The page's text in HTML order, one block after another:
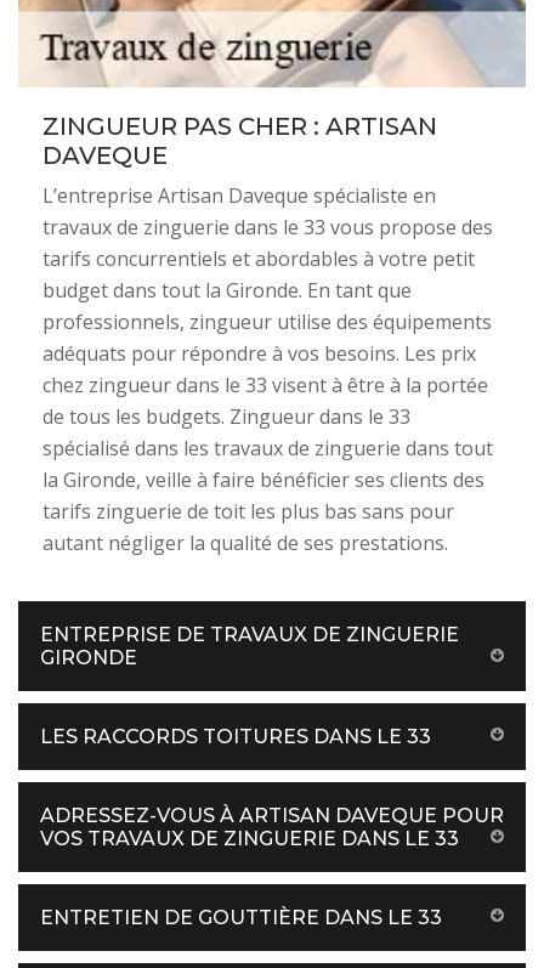
ZINGUEUR PAS CHER : ARTISAN
DAVEQUE
L’entreprise Artisan Daveque spécialiste en
travaux de zinguerie dans le 33 vous propose des
tarifs concurrentiels et abordables à votre petit
budget dans tout la Gironde. En tant que
professionnels, zingueur utilise des équipements
adéquats pour répondre à vos besoins. Les prix
chez zingueur dans le 33 visent à être à la portée
de tous les budgets. Zingueur dans le 33
spécialisé dans les travaux de zinguerie dans tout
la Gironde, veille à faire bénéficier ses clients des
tarifs zinguerie de toit les plus bas sans pour
autant négliger la qualité de ses prestations.
ENTREPRISE DE TRAVAUX DE ZINGUERIE
GIRONDE
LES RACCORDS TOITURES DANS LE 33
ADRESSEZ-VOUS À ARTISAN DAVEQUE POUR
VOS TRAVAUX DE ZINGUERIE DANS LE 33
ENTRETIEN DE GOUTTIÈRE DANS LE 33